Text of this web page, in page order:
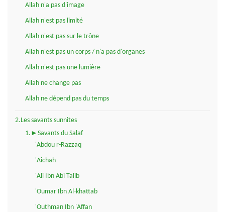
Allah n'a pas d'image
Allah n'est pas limité
Allah n'est pas sur le trône
Allah n'est pas un corps / n'a pas d'organes
Allah n'est pas une lumière
Allah ne change pas
Allah ne dépend pas du temps
2.Les savants sunnites
1.►Savants du Salaf
'Abdou r-Razzaq
'Aichah
'Ali Ibn Abi Talib
'Oumar Ibn Al-khattab
'Outhman Ibn 'Affan